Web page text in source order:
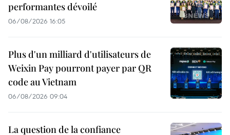
performantes dévoilé
06/08/2026 16:05
Plus d'un milliard d'utilisateurs de
Weixin Pay pourront payer par QR
code au Vietnam
06/08/2026 09:04
La question de la confiance